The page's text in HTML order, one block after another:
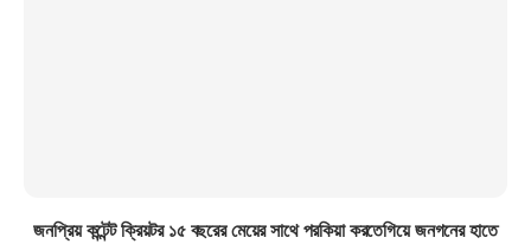
জনপ্রিয় কন্টেন্ট ক্রিয়টর ১৫ বছরের মেয়ের সাথে পরকিয়া করতেগিয়ে জনগনের হাতে